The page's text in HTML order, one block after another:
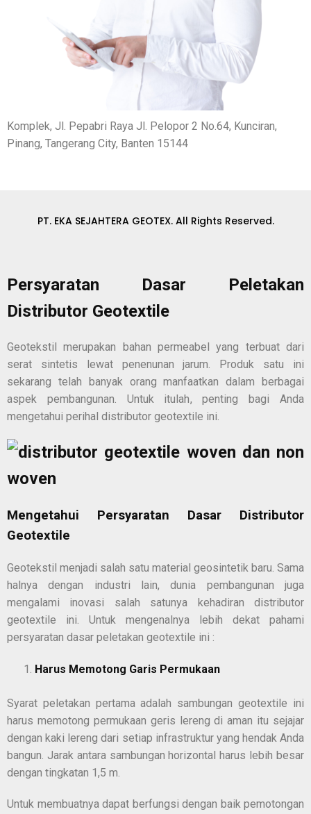
Komplek, Jl. Pepabri Raya Jl. Pelopor 2 No.64, Kunciran,
Pinang, Tangerang City, Banten 15144
PT. EKA SEJAHTERA GEOTEX. All Rights Reserved.
Persyaratan Dasar Peletakan
Distributor Geotextile
Geotekstil merupakan bahan permeabel yang terbuat dari
serat sintetis lewat penenunan jarum. Produk satu ini
sekarang telah banyak orang manfaatkan dalam berbagai
aspek pembangunan. Untuk itulah, penting bagi Anda
mengetahui perihal distributor geotextile ini.
Mengetahui Persyaratan Dasar Distributor
Geotextile
Geotekstil menjadi salah satu material geosintetik baru. Sama
halnya dengan industri lain, dunia pembangunan juga
mengalami inovasi salah satunya kehadiran distributor
geotextile ini. Untuk mengenalnya lebih dekat pahami
persyaratan dasar peletakan geotextile ini :
Harus Memotong Garis Permukaan
Syarat peletakan pertama adalah sambungan geotextile ini
harus memotong permukaan geris lereng di aman itu sejajar
dengan kaki lereng dari setiap infrastruktur yang hendak Anda
bangun. Jarak antara sambungan horizontal harus lebih besar
dengan tingkatan 1,5 m.
Untuk membuatnya dapat berfungsi dengan baik pemotongan